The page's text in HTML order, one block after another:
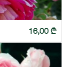
16,00 ₾